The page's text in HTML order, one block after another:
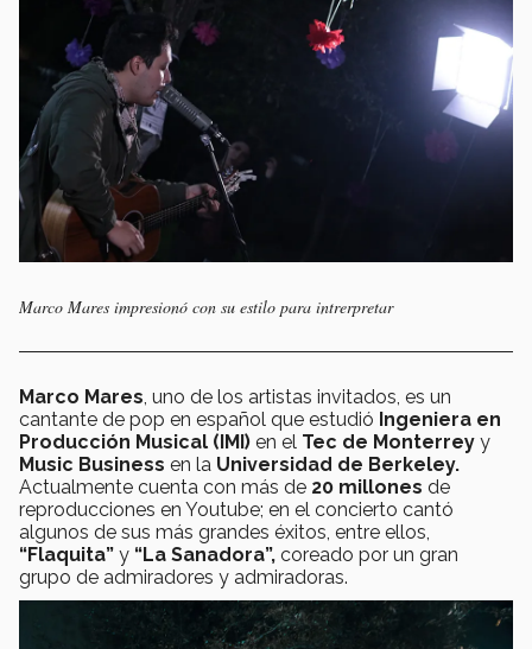
Marco Mares impresionó con su estilo para intrerpretar
Marco Mares, uno de los artistas invitados, es un
cantante de pop en español que estudió Ingeniera en
Producción Musical (IMI) en el Tec de Monterrey y
Music Business en la Universidad de Berkeley.
Actualmente cuenta con más de 20 millones de
reproducciones en Youtube; en el concierto cantó
algunos de sus más grandes éxitos, entre ellos,
“Flaquita” y “La Sanadora”, coreado por un gran
grupo de admiradores y admiradoras.